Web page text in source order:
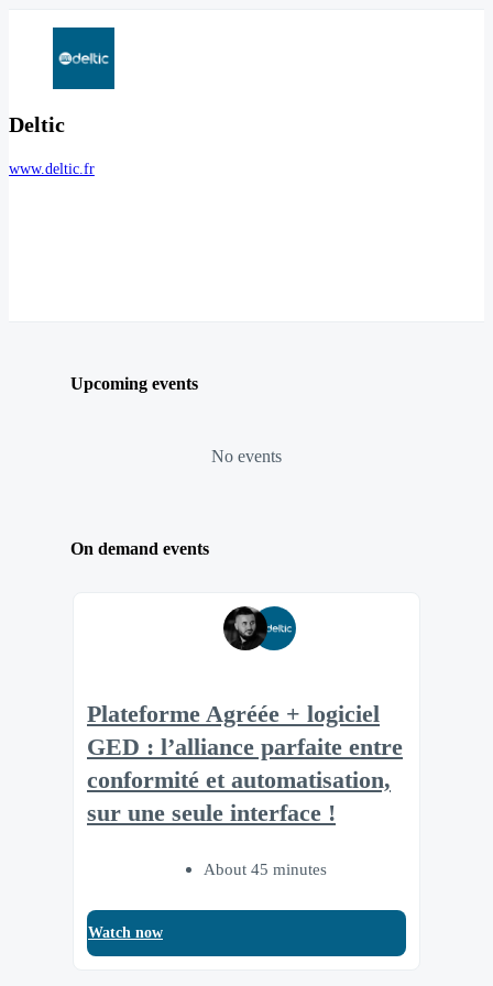
Deltic
www.deltic.fr
Upcoming events
No events
On demand events
Plateforme Agréée + logiciel
GED : l’alliance parfaite entre
conformité et automatisation,
sur une seule interface !
About 45 minutes
Watch now